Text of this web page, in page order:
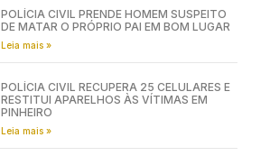
POLÍCIA CIVIL PRENDE HOMEM SUSPEITO
DE MATAR O PRÓPRIO PAI EM BOM LUGAR
Leia mais »
POLÍCIA CIVIL RECUPERA 25 CELULARES E
RESTITUI APARELHOS ÀS VÍTIMAS EM
PINHEIRO
Leia mais »